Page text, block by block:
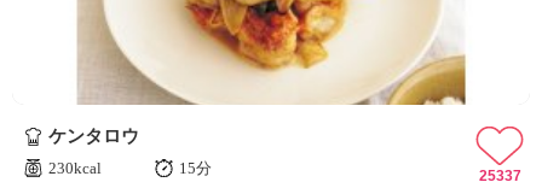
ケンタロウ
230kcal
15分
25337